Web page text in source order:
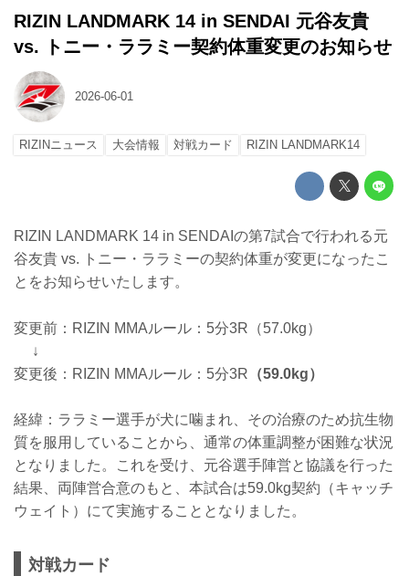
RIZIN LANDMARK 14 in SENDAI 元谷友貴
vs. トニー・ララミー契約体重変更のお知らせ
2026-06-01
RIZINニュース 大会情報 対戦カード RIZIN LANDMARK14
RIZIN LANDMARK 14 in SENDAIの第7試合で行われる元
谷友貴 vs. トニー・ララミーの契約体重が変更になったこ
とをお知らせいたします。
変更前：RIZIN MMAルール：5分3R（57.0kg）
↓
変更後：RIZIN MMAルール：5分3R （59.0kg）
経緯：ララミー選手が犬に噛まれ、その治療のため抗生物
質を服用していることから、通常の体重調整が困難な状況
となりました。これを受け、元谷選手陣営と協議を行った
結果、両陣営合意のもと、本試合は59.0kg契約（キャッチ
ウェイト）にて実施することとなりました。
対戦カード